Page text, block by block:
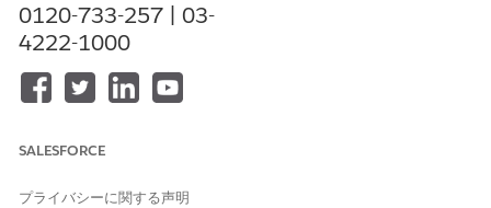
トの追加
スケジューラーが取引先、臨床サービス要請、または ToDo
に含める機能と項目を選択します。
コンソールに既存の予定のリストを表示することで、スケジュ
定リストから、[予定を変更] アクションをクリックして、日
0120-733-257 | 03-
4222-1000
SALESFORCE
プライバシーに関する声明